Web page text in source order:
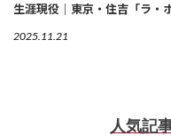
生涯現役｜東京・住吉「ラ・
2025.11.21
人気記